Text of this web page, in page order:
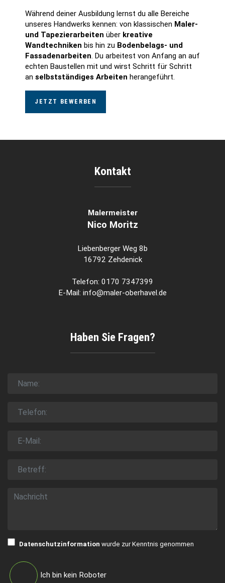
Während deiner Ausbildung lernst du alle Bereiche
unseres Handwerks kennen: von klassischen Maler-
und Tapezierarbeiten über kreative
Wandtechniken bis hin zu Bodenbelags- und
Fassadenarbeiten. Du arbeitest von Anfang an auf
echten Baustellen mit und wirst Schritt für Schritt
an selbstständiges Arbeiten herangeführt.
JETZT BEWERBEN
Kontakt
Malermeister
Nico Moritz
Liebenberger Weg 8b
16792 Zehdenick
Telefon: 0170 7347399
E-Mail: info@maler-oberhavel.de
Haben Sie Fragen?
Datenschutzinformation wurde zur Kenntnis genommen
Ich bin kein Roboter